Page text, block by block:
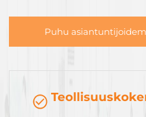
Puhu